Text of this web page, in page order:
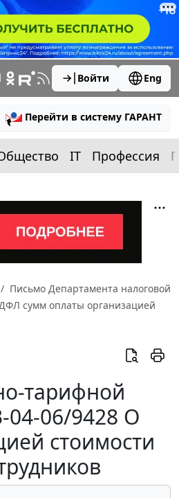
Войти Eng
Перейти в систему ГАРАНТ
IT Профессия
Письмо Департамента налоговой
сумм оплаты организацией
тарифной
04-06/9428 О
стоимости